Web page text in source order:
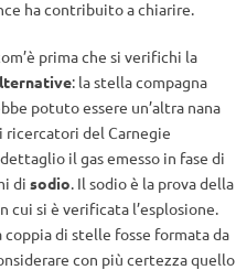
ha contribuito a chiarire.
prima che si verifichi la
: la stella compagna
potuto essere un’altra nana
ricercatori del Carnegie
il gas emesso in fase di
di sodio. Il sodio è la prova della
cui si è verificata l’esplosione.
di stelle fosse formata da
con più certezza quello